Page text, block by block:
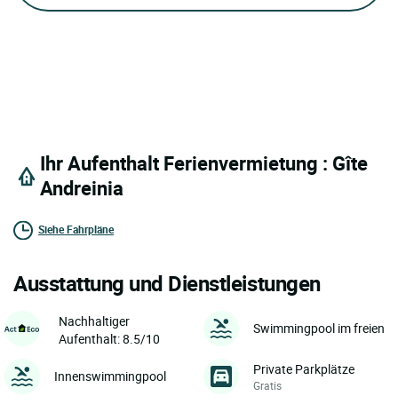
Ihr Aufenthalt Ferienvermietung : Gîte
Andreinia
Siehe Fahrpläne
Ausstattung und Dienstleistungen
Nachhaltiger
Aufenthalt: 8.5/10
Swimmingpool im freien
Innenswimmingpool Private Parkplätze
Gratis